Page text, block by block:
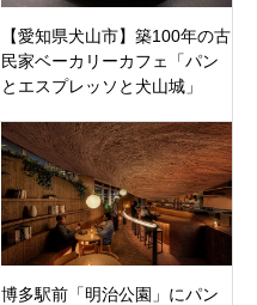
【愛知県犬山市】築100年の古
民家ベーカリーカフェ「パン
とエスプレッソと犬山城」
きを。
博多駅前「明治公園」にパン